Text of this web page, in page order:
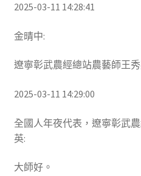
2025-03-11 14:28:41
金晴中:
遼寧彰武農經總站農藝師王秀
2025-03-11 14:29:00
全國人年夜代表，遼寧彰武
英:
大師好。